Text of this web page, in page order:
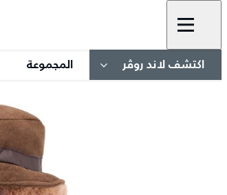
اكتشف لاند روڤر المجموعة